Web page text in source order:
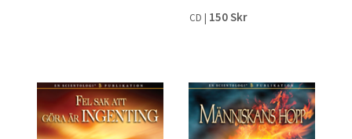
CD | 150 Skr